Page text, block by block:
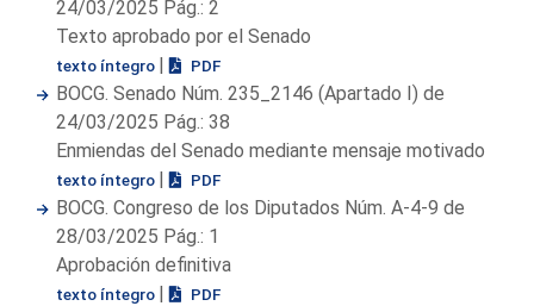
24/03/2025 Pág.: 2
Texto aprobado por el Senado
texto íntegro | PDF
BOCG. Senado Núm. 235_2146 (Apartado I) de
24/03/2025 Pág.: 38
Enmiendas del Senado mediante mensaje motivado
texto íntegro | PDF
BOCG. Congreso de los Diputados Núm. A-4-9 de
28/03/2025 Pág.: 1
Aprobación definitiva
texto íntegro | PDF